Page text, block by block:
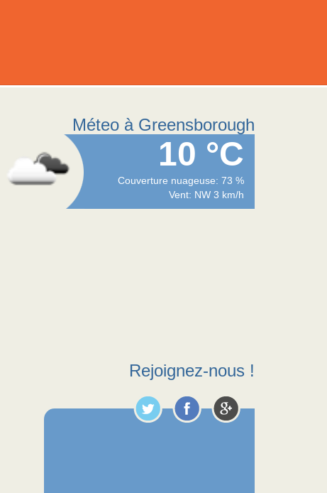
Méteo à Greensborough
10 °C
Couverture nuageuse: 73 %
Vent: NW 3 km/h
Rejoignez-nous !